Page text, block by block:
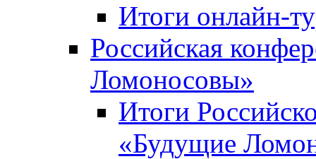
Итоги онлайн-
Российская
Ломоносовы»
Итоги
«Будущие